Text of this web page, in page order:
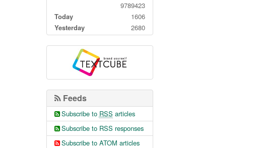
9789423
Today
1606
Yesterday
2680
Feeds
Subscribe to RSS articles
Subscribe to RSS responses
Subscribe to ATOM articles